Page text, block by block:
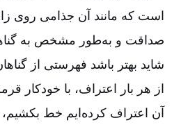
است که مانند آن جذامی روی
صداقت و به‌طور مشخص به
شاید بهتر باشد فهرستی از
از هر بار اعتراف، با خودکار
آن اعتراف کرده‌ایم خط